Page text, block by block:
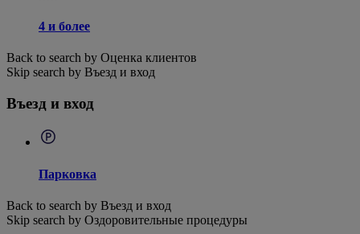
4 и более
Back to search by Оценка клиентов
Skip search by Въезд и вход
Въезд и вход
Парковка
Back to search by Въезд и вход
Skip search by Оздоровительные процедуры